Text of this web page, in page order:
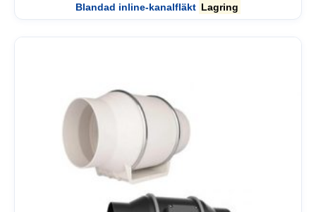
Blandad inline-kanalfläkt Lagring